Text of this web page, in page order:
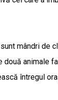
mândri de
animale
întregul